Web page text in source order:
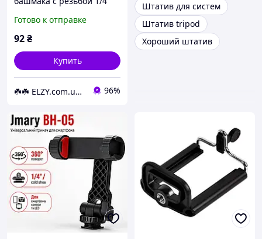
штатив
Готово к отправке
92₴
Купить
☘️☘️ ELZY.com.ua ☘️☘️ 96%
Штатив для систем
Штатив tripod
Хороший штатив